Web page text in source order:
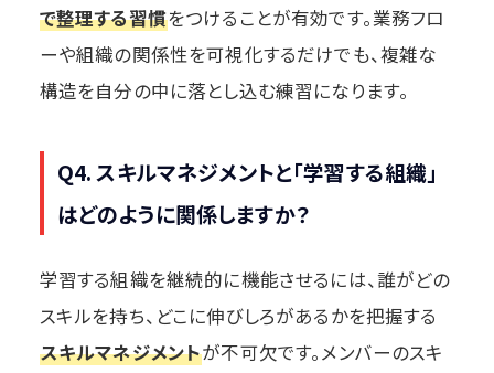
で整理する習慣をつけることが有効です。業務フロ
ーや組織の関係性を可視化するだけでも、複雑な
構造を自分の中に落とし込む練習になります。
Q4. スキルマネジメントと「学習する組織」
はどのように関係しますか？
学習する組織を継続的に機能させるには、誰がどの
スキルを持ち、どこに伸びしろがあるかを把握する
スキルマネジメントが不可欠です。メンバーのスキ